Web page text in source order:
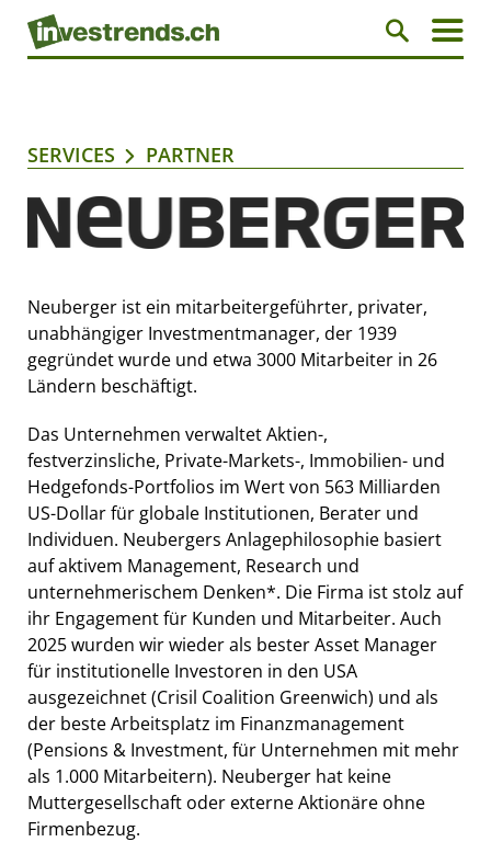
SERVICES PARTNER
Neuberger ist ein mitarbeitergeführter, privater,
unabhängiger Investmentmanager, der 1939
gegründet wurde und etwa 3000 Mitarbeiter in 26
Ländern beschäftigt.
Das Unternehmen verwaltet Aktien-,
festverzinsliche, Private-Markets-, Immobilien- und
Hedgefonds-Portfolios im Wert von 563 Milliarden
US-Dollar für globale Institutionen, Berater und
Individuen. Neubergers Anlagephilosophie basiert
auf aktivem Management, Research und
unternehmerischem Denken*. Die Firma ist stolz auf
ihr Engagement für Kunden und Mitarbeiter. Auch
2025 wurden wir wieder als bester Asset Manager
für institutionelle Investoren in den USA
ausgezeichnet (Crisil Coalition Greenwich) und als
der beste Arbeitsplatz im Finanzmanagement
(Pensions & Investment, für Unternehmen mit mehr
als 1.000 Mitarbeitern). Neuberger hat keine
Muttergesellschaft oder externe Aktionäre ohne
Firmenbezug.